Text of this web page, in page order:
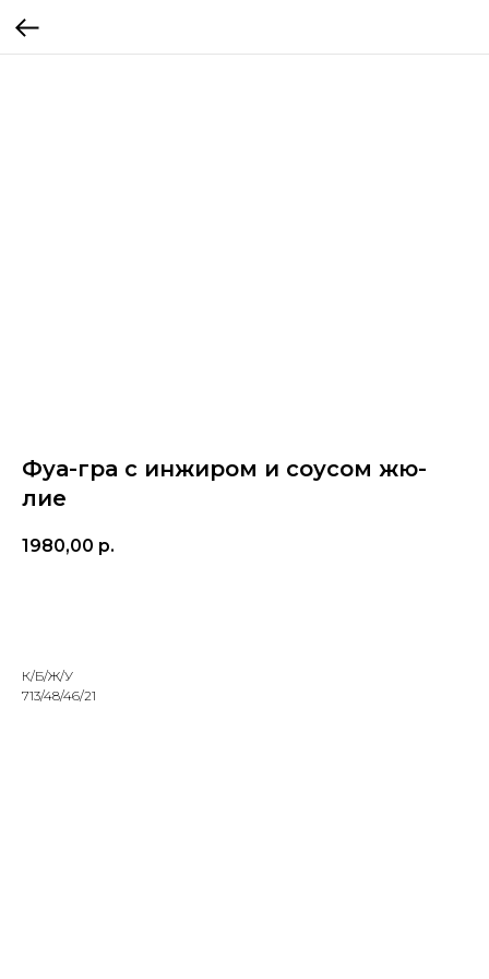
Фуа-гра с инжиром и соусом жю-
лие
1980,00 р.
К/Б/Ж/У
713/48/46/21